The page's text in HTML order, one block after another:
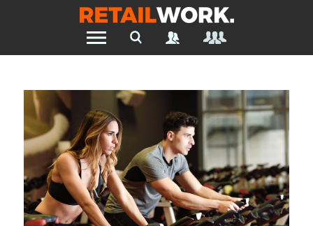
Ecommerce
Szukaj oferty pracy:
Chcesz być na bieżąco z najnowszymi ofertami w branży.
Załóż konto